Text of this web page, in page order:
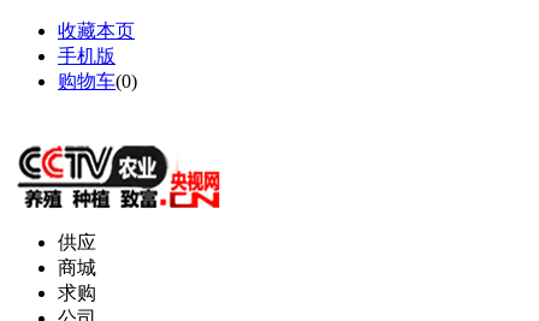
收藏本页
手机版
购物车(0)
供应
商城
求购